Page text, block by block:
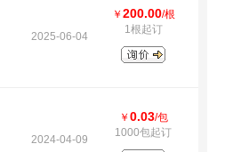
2025-06-04
￥ 200.00/根
1根起订
2024-04-09
￥ 0.03/包
1000包起订